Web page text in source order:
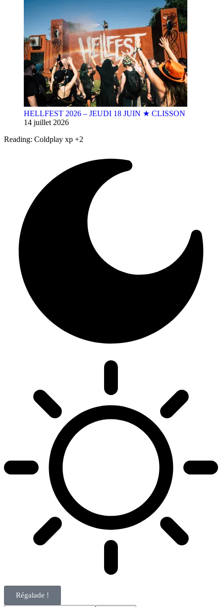
HELLFEST 2026 – JEUDI 18 JUIN ★ CLISSON
14 juillet 2026
Reading: Coldplay xp +2
Régalade !